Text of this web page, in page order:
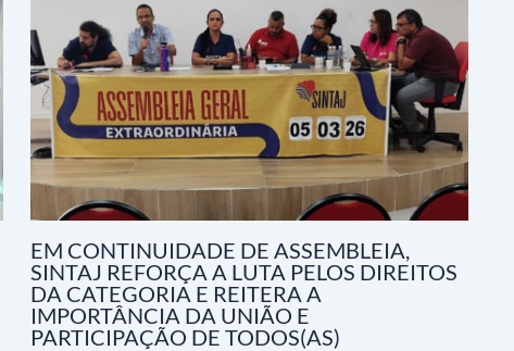
EM CONTINUIDADE DE ASSEMBLEIA,
SINTAJ REFORÇA A LUTA PELOS DIREITOS
DA CATEGORIA E REITERA A
IMPORTÂNCIA DA UNIÃO E
PARTICIPAÇÃO DE TODOS(AS)